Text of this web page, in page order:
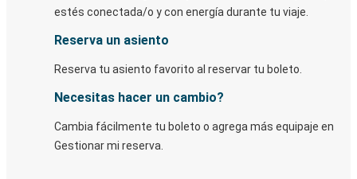
estés conectada/o y con energía durante tu viaje.
Reserva un asiento
Reserva tu asiento favorito al reservar tu boleto.
Necesitas hacer un cambio?
Cambia fácilmente tu boleto o agrega más equipaje en
Gestionar mi reserva.